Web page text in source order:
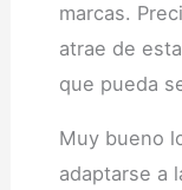
marcas.
atrae de
que pueda
Muy bueno
adaptarse a